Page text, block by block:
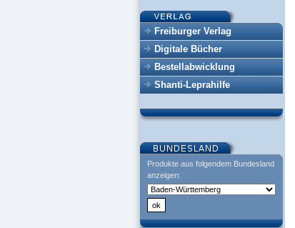
Freiburger Verlag
Digitale Bücher
Bestellabwicklung
Shanti-Leprahilfe
Produkte aus folgendem Bundesland
anzeigen: